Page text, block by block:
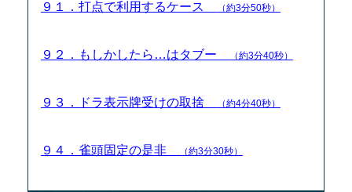
９１．打点で利用するケース （約3分50秒）
９２．もしかしたら…はタブー （約3分40秒）
９３．ドラ表示牌受けの取捨 （約4分40秒）
９４．雀頭固定の是非 （約3分30秒）